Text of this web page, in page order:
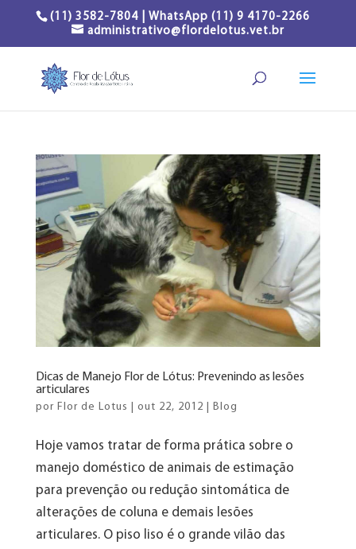
(11) 3582-7804 | WhatsApp (11) 9 4170-2266
administrativo@flordelotus.vet.br
Dicas de Manejo Flor de Lótus: Prevenindo as lesões
articulares
por Flor de Lotus out 22, 2012 Blog
Hoje vamos tratar de forma prática sobre o
manejo doméstico de animais de estimação
para prevenção ou redução sintomática de
alterações de coluna e demais lesões
articulares. O piso liso é o grande vilão das